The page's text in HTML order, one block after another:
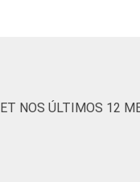
Pesquisa sobre
NOS ÚLTIMOS 12